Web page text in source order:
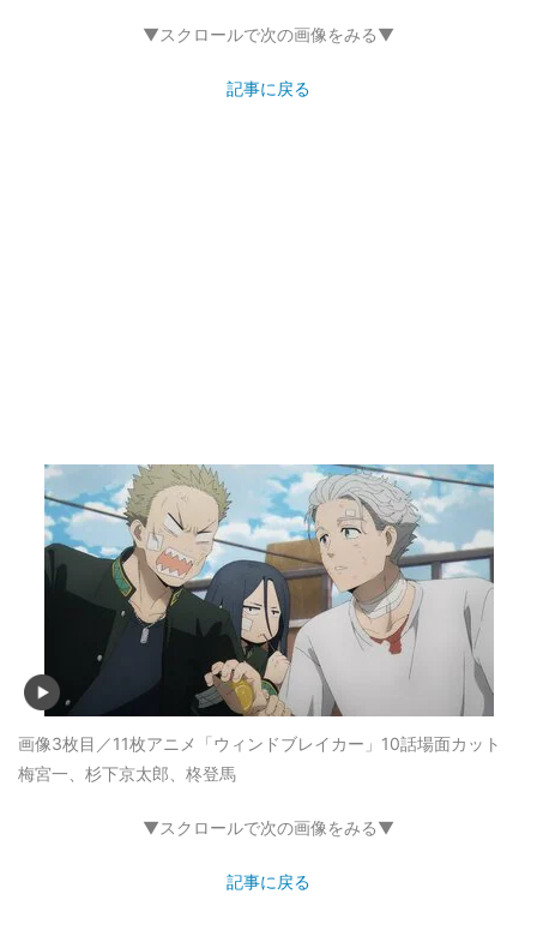
▼スクロールで次の画像をみる▼
記事に戻る
画像3枚目／11枚アニメ「ウィンドブレイカー」10話場面カット
梅宮一、杉下京太郎、柊登馬
▼スクロールで次の画像をみる▼
記事に戻る